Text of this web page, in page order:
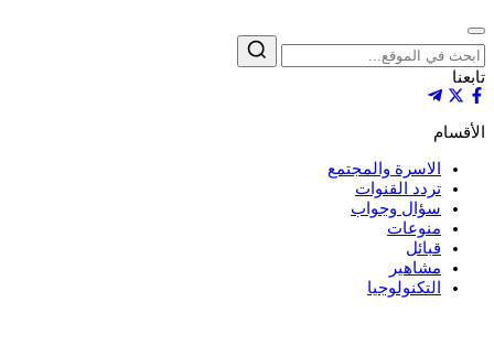
إغلاق
بحث
تابعنا
الأقسام
الاسرة والمجتمع
تردد القنوات
سؤال وجواب
منوعات
قبائل
مشاهير
التكنولوجيا